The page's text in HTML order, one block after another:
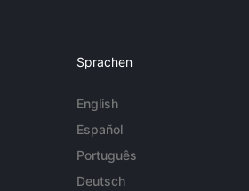
Sprachen
English
Español
Português
Deutsch